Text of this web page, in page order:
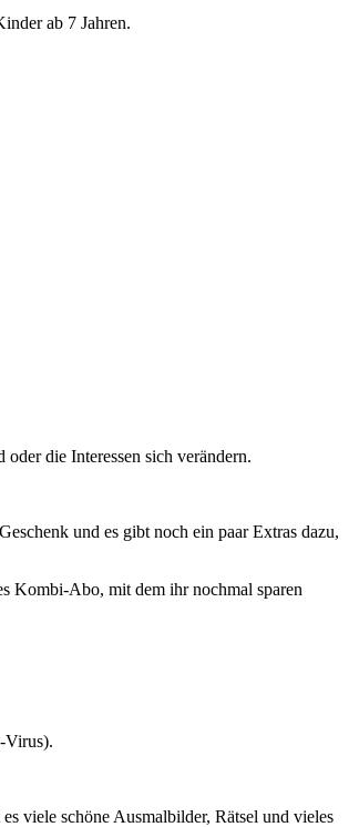
ab 7 Jahren.
die Interessen sich verändern.
und es gibt noch ein paar Extras dazu,
Kombi-Abo, mit dem ihr nochmal sparen
Virus).
viele schöne Ausmalbilder, Rätsel und vieles